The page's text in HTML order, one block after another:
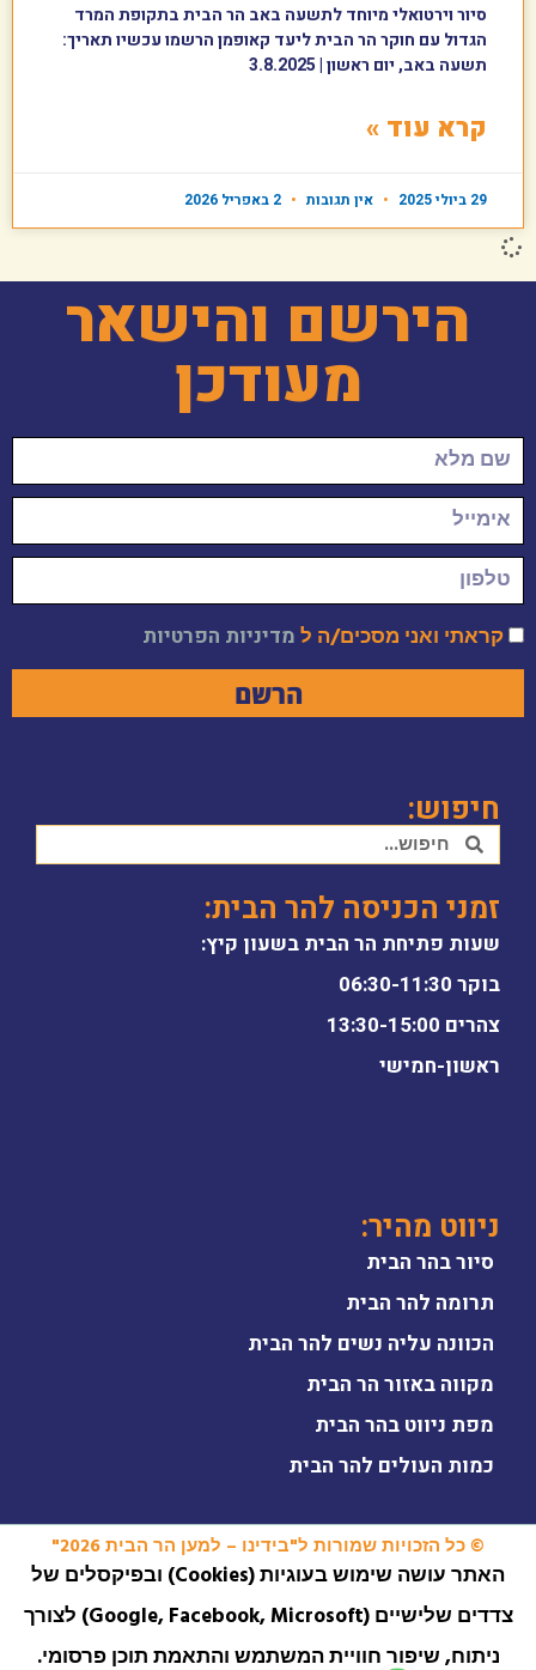
סיור וירטואלי מיוחד לתשעה באב הר הבית בתקופת המרד
הגדול עם חוקר הר הבית ליעד קאופמן הרשמו עכשיו תאריך:
תשעה באב, יום ראשון | 3.8.2025
קרא עוד »
29 ביולי 2025 אין תגובות
הירשם והישאר
מעודכן
קראתי ואני מסכים/ה ל מדיניות הפרטיות
הרשם
חיפוש:
זמני הכניסה להר הבית:
שעות פתיחת הר הבית בשעון קיץ:
בוקר 06:30-11:30
צהרים 13:30-15:00
ראשון-חמישי
ניווט מהיר:
סיור בהר הבית
תרומה להר הבית
הכוונה עליה נשים להר הבית
מקווה באזור הר הבית
מפת ניווט בהר הבית
כמות העולים להר הבית
© כל הזכויות שמורות ל"בידינו – למען הר הבית 2026"
האתר עושה שימוש בעוגיות (Cookies) ובפיקסלים של
צדדים שלישיים (Google, Facebook, Microsoft) לצורך
ניתוח, שיפור חוויית המשתמש והתאמת תוכן פרסומי.